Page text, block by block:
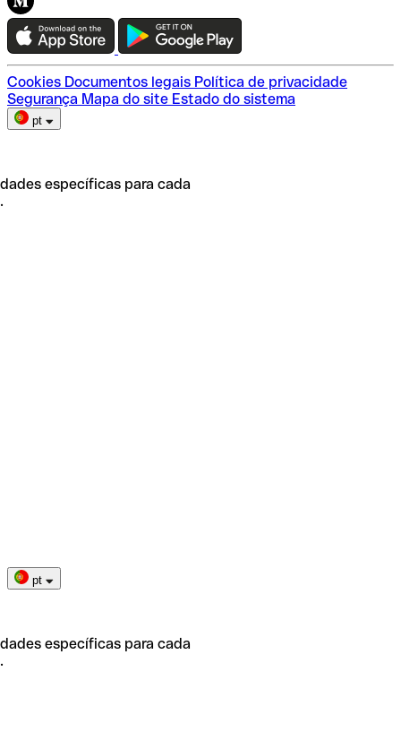
Teste a Qonto
Escolha do plano
Cookies Documentos legais Política de privacidade
Segurança Mapa do site Estado do sistema
pt
específicas para cada
pt
específicas para cada